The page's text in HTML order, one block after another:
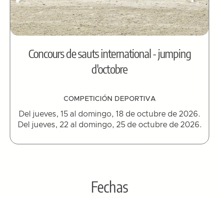
Concours de sauts international - jumping
d'octobre
COMPETICIÓN DEPORTIVA
Del jueves, 15 al domingo, 18 de octubre de 2026.
Del jueves, 22 al domingo, 25 de octubre de 2026.
Fechas